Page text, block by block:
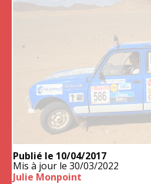
Publié le 10/04/2017
Mis à jour le 30/03/2022
Julie Monpoint